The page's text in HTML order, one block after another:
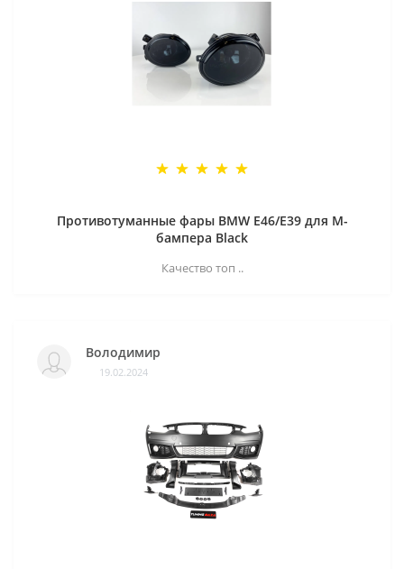
Противотуманные фары BMW E46/E39 для M-
бампера Black
Качество топ ..
Володимир
19.02.2024